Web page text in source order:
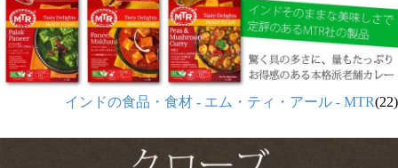
インドの食品・食材 - エム・ティ・アール - MTR(22)